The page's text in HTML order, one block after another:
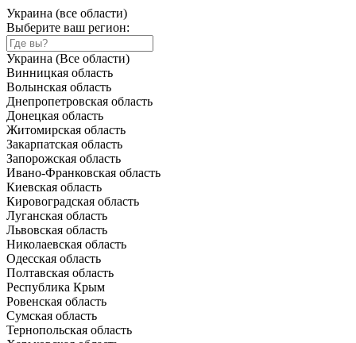
Украина (все области)
Выберите ваш регион:
Украина (Все области)
Винницкая область
Волынская область
Днепропетровская область
Донецкая область
Житомирская область
Закарпатская область
Запорожская область
Ивано-Франковская область
Киевская область
Кировоградская область
Луганская область
Львовская область
Николаевская область
Одесская область
Полтавская область
Республика Крым
Ровенская область
Сумская область
Тернопольская область